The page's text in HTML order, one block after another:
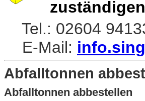
zuständigen
Tel.: 02604
E-Mail:
Abfalltonnen
Abfalltonnen abbestellen